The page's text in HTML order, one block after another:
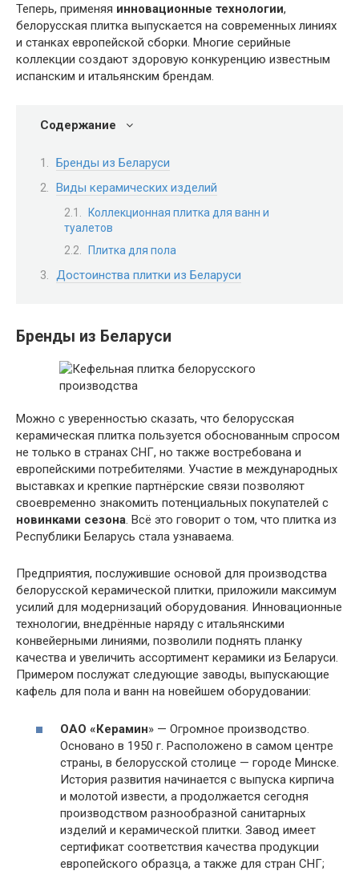
Теперь, применяя инновационные технологии,
белорусская плитка выпускается на современных линиях
и станках европейской сборки. Многие серийные
коллекции создают здоровую конкуренцию известным
испанским и итальянским брендам.
Содержание
Бренды из Беларуси
Виды керамических изделий
Коллекционная плитка для ванн и
туалетов
Плитка для пола
Достоинства плитки из Беларуси
Бренды из Беларуси
Можно с уверенностью сказать, что белорусская
керамическая плитка пользуется обоснованным спросом
не только в странах СНГ, но также востребована и
европейскими потребителями. Участие в международных
выставках и крепкие партнёрские связи позволяют
своевременно знакомить потенциальных покупателей с
новинками сезона. Всё это говорит о том, что плитка из
Республики Беларусь стала узнаваема.
Предприятия, послужившие основой для производства
белорусской керамической плитки, приложили максимум
усилий для модернизаций оборудования. Инновационные
технологии, внедрённые наряду с итальянскими
конвейерными линиями, позволили поднять планку
качества и увеличить ассортимент керамики из Беларуси.
Примером послужат следующие заводы, выпускающие
кафель для пола и ванн на новейшем оборудовании:
ОАО «Керамин» — Огромное производство.
Основано в 1950 г. Расположено в самом центре
страны, в белорусской столице — городе Минске.
История развития начинается с выпуска кирпича
и молотой извести, а продолжается сегодня
производством разнообразной санитарных
изделий и керамической плитки. Завод имеет
сертификат соответствия качества продукции
европейского образца, а также для стран СНГ;